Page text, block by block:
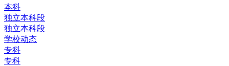
本科
独立本科段
独立本科段
学校动态
专科
专科